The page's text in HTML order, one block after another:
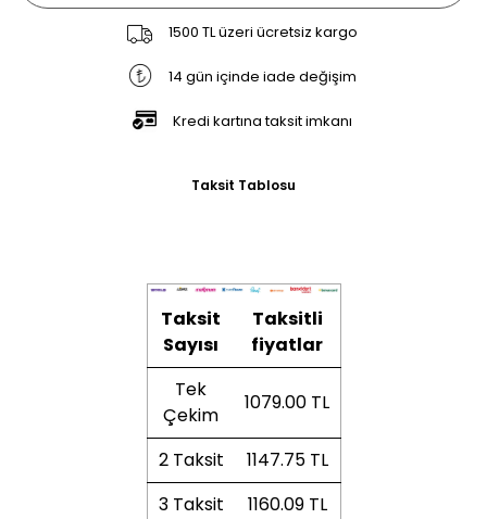
1500 TL üzeri ücretsiz kargo
14 gün içinde iade değişim
Kredi kartına taksit imkanı
Taksit Tablosu
Taksit
Sayısı
Taksitli
fiyatlar
Tek
Çekim
1079.00 TL
2 Taksit
1147.75 TL
3 Taksit
1160.09 TL